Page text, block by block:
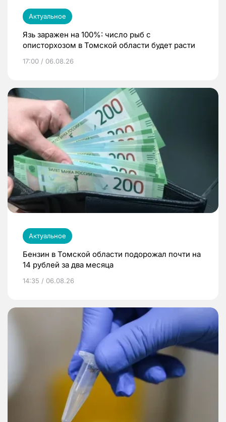
Актуальное
Язь заражен на 100%: число рыб с
описторхозом в Томской области будет расти
17:00 / 06.08.26
Актуальное
Бензин в Томской области подорожал почти на
14 рублей за два месяца
14:35 / 06.08.26